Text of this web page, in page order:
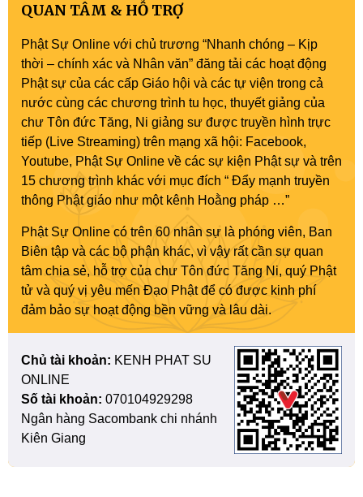
QUAN TÂM & HỖ TRỢ
Phật Sự Online với chủ trương “Nhanh chóng – Kịp
thời – chính xác và Nhân văn” đăng tải các hoạt động
Phật sự của các cấp Giáo hội và các tự viện trong cả
nước cùng các chương trình tu học, thuyết giảng của
chư Tôn đức Tăng, Ni giảng sư được truyền hình trực
tiếp (Live Streaming) trên mạng xã hội: Facebook,
Youtube, Phật Sự Online về các sự kiện Phật sự và trên
15 chương trình khác với mục đích “ Đẩy mạnh truyền
thông Phật giáo như một kênh Hoằng pháp …”
Phật Sự Online có trên 60 nhân sự là phóng viên, Ban
Biên tập và các bộ phận khác, vì vậy rất cần sự quan
tâm chia sẻ, hỗ trợ của chư Tôn đức Tăng Ni, quý Phật
tử và quý vị yêu mến Đạo Phật để có được kinh phí
đảm bảo sự hoạt động bền vững và lâu dài.
Chủ tài khoản: KENH PHAT SU
ONLINE
Số tài khoản: 070104929298
Ngân hàng Sacombank chi nhánh
Kiên Giang